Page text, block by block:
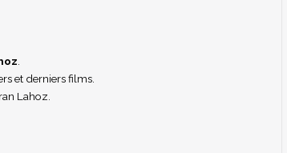
et derniers films.
Lahoz.